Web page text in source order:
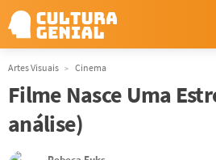
Artes Visuais Cinema
Filme Nasce Uma
análise)